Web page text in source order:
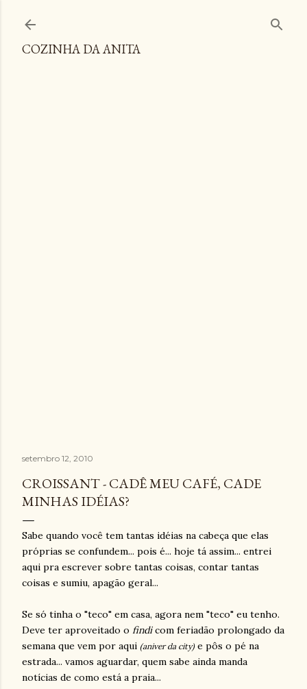
COZINHA DA ANITA
setembro 12, 2010
CROISSANT - CADÊ MEU CAFÉ, CADE
MINHAS IDÉIAS?
Sabe quando você tem tantas idéias na cabeça que elas
próprias se confundem... pois é... hoje tá assim... entrei
aqui pra escrever sobre tantas coisas, contar tantas
coisas e sumiu, apagão geral...
Se só tinha o "teco" em casa, agora nem "teco" eu tenho.
Deve ter aproveitado o findicom feriadão prolongado da
semana que vem por aqui (aniver da city)e pôs o pé na
estrada... vamos aguardar, quem sabe ainda manda
notícias de como está a praia...